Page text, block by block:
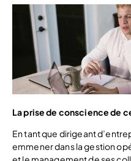
La prise de conscience de
En tant que dirigeant
emmener dans la gestion